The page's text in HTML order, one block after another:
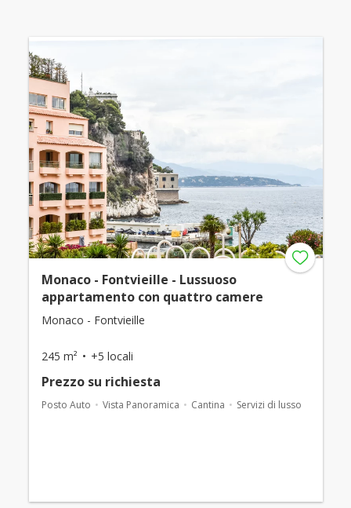
Monaco - Fontvieille - Lussuoso
appartamento con quattro camere
Monaco - Fontvieille
245 m² +5 locali
Prezzo su richiesta
Posto Auto Vista Panoramica Cantina Servizi di lusso